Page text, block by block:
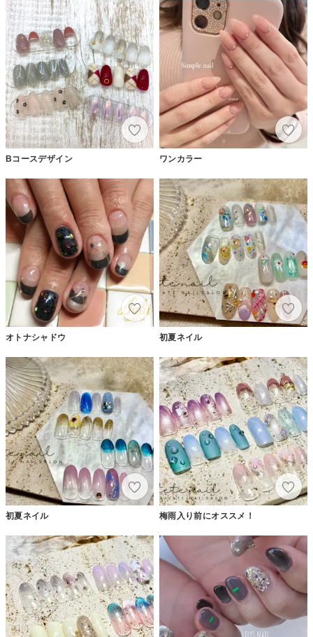
Bコースデザイン ワンカラー
オトナシャドウ 初夏ネイル
初夏ネイル 梅雨入り前にオススメ！